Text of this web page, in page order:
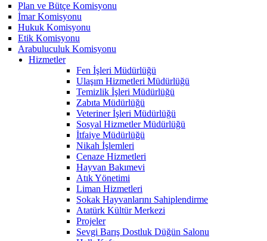
Plan ve Bütçe Komisyonu
İmar Komisyonu
Hukuk Komisyonu
Etik Komisyonu
Arabuluculuk Komisyonu
Hizmetler
Fen İşleri Müdürlüğü
Ulaşım Hizmetleri Müdürlüğü
Temizlik İşleri Müdürlüğü
Zabıta Müdürlüğü
Veteriner İşleri Müdürlüğü
Sosyal Hizmetler Müdürlüğü
İtfaiye Müdürlüğü
Nikah İşlemleri
Cenaze Hizmetleri
Hayvan Bakımevi
Atık Yönetimi
Liman Hizmetleri
Sokak Hayvanlarını Sahiplendirme
Atatürk Kültür Merkezi
Projeler
Sevgi Barış Dostluk Düğün Salonu